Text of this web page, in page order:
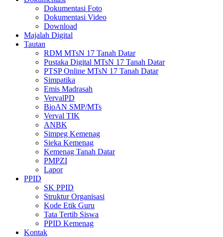
Dokumentasi Foto
Dokumentasi Video
Download
Majalah Digital
Tautan
RDM MTsN 17 Tanah Datar
Pustaka Digital MTsN 17 Tanah Datar
PTSP Online MTsN 17 Tanah Datar
Simpatika
Emis Madrasah
VervalPD
BioAN SMP/MTs
Verval TIK
ANBK
Simpeg Kemenag
Sieka Kemenag
Kemenag Tanah Datar
PMPZI
Lapor
PPID
SK PPID
Struktur Organisasi
Kode Etik Guru
Tata Tertib Siswa
PPID Kemenag
Kontak